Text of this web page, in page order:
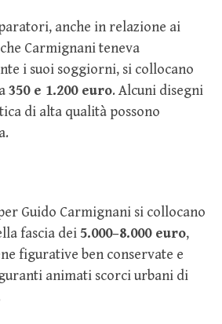
anche in relazione ai
Carmignani teneva
i suoi soggiorni, si collocano
350 e 1.200 euro. Alcuni disegni
di alta qualità possono
Guido Carmignani si collocano
fascia dei 5.000–8.000 euro,
figurative ben conservate e
animati scorci urbani di